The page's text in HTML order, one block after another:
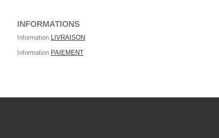
INFORMATIONS
Information LIVRAISON
Information PAIEMENT